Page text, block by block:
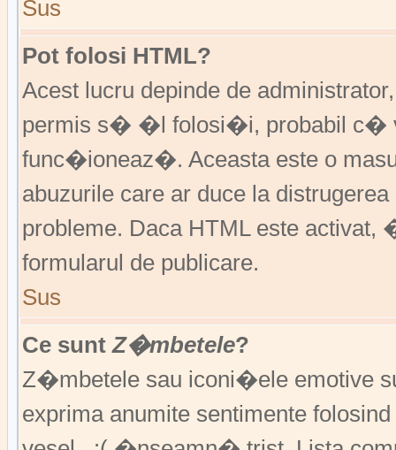
Sus
Pot folosi HTML?
Acest lucru depinde de
permis s� �l folosi�i, probabil c�
func�ioneaz�. Aceasta este o
abuzurile care ar duce la
probleme. Daca HTML este
formularul de publicare.
Sus
Ce suntZ�mbetele?
Z�mbetele sau iconi�ele emotive
exprima anumite sentimente